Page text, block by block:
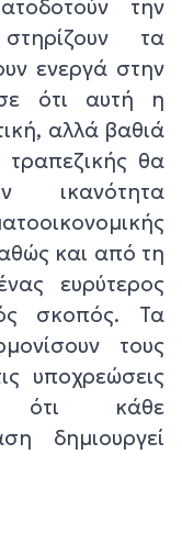
την
τα
ενεργά στην
ότι αυτή η
αλλά βαθιά
τραπεζικής θα
ικανότητα
και από τη
ευρύτερος
σκοπός. Τα
τους
υποχρεώσεις
ότι κάθε
δημιουργεί